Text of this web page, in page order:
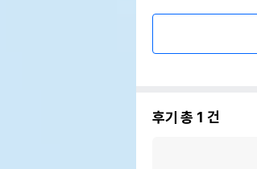
후기 총 1 건